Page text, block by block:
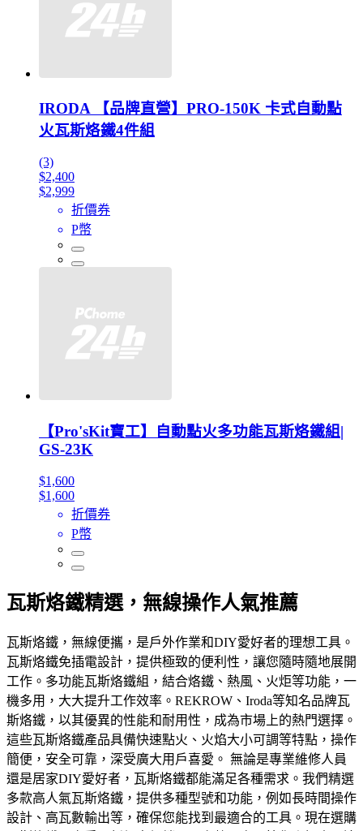
IRODA 【品牌直營】PRO-150K 卡式自動點
火瓦斯烙鐵4件組
(3)
$2,400
$2,999
折價券
P幣
【Pro'sKit寶工】自動點火多功能瓦斯烙鐵組|
GS-23K
$1,600
$1,600
折價券
P幣
瓦斯烙鐵精選，無線操作人氣推薦
瓦斯烙鐵，無線便攜，是戶外作業和DIY愛好者的理想工具。
瓦斯烙鐵免插電設計，提供極致的便利性，讓您隨時隨地展開
工作。多功能瓦斯烙鐵組，結合烙鐵、熱風、火炬等功能，一
機多用，大大提升工作效率。REKROW、Iroda等知名品牌瓦
斯烙鐵，以其優異的性能和耐用性，成為市場上的熱門選擇。
這些瓦斯烙鐵產品具備快速點火、火焰大小可調等特點，操作
簡便，安全可靠，深受廣大用戶喜愛。 無論是專業維修人員
還是居家DIY愛好者，瓦斯烙鐵都能滿足各種需求。我們精選
多款高人氣瓦斯烙鐵，提供多種型號和功能，例如長時間操作
設計、高瓦數輸出等，確保您能找到最適合的工具。現在選購